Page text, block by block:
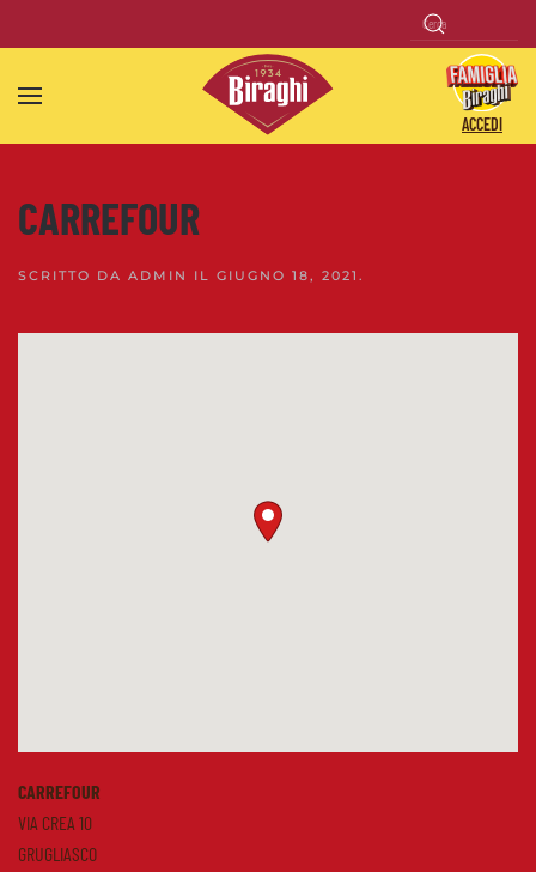
Skip to main content
ACCEDI
CARREFOUR
SCRITTO DA ADMIN IL GIUGNO 18, 2021 .
CARREFOUR
VIA CREA 10
GRUGLIASCO